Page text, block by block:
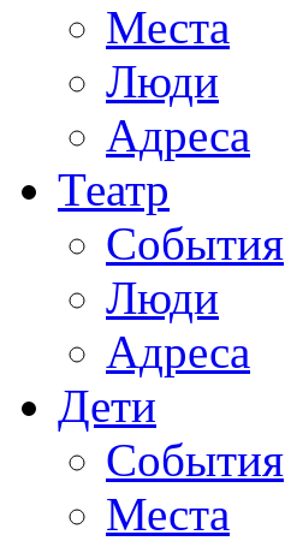
Места
Люди
Адреса
Театр
События
Люди
Адреса
Дети
События
Места